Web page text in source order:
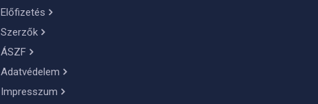
Előfizetés
Szerzők
ÁSZF
Adatvédelem
Impresszum